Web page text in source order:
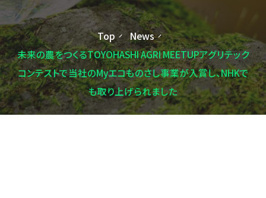
Top
News
未来の農をつくるTOYOHASHI AGRI MEETUPアグリテック
コンテストで当社のMyエコものさし事業が入賞し、NHKで
も取り上げられました